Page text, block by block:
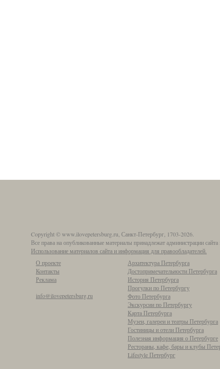
Copyright © www.ilovepetersburg.ru, Санкт-Петербург, 1703-2026.
Все права на опубликованные материалы принадлежат администрации
Использование материалов сайта и информация для правообладателей.
О проекте
Контакты
Реклама
info@ilovepetersburg.ru
Архитектура Петербурга
Достопримечательности Петербурга
История Петербурга
Прогулки по Петербургу
Фото Петербурга
Экскурсии по Петербургу
Карта Петербурга
Музеи, галереи и театры Петербурга
Гостиницы и отели Петербурга
Полезная информация о Петербурге
Рестораны, кафе, бары и клубы
Lifestyle Петербург